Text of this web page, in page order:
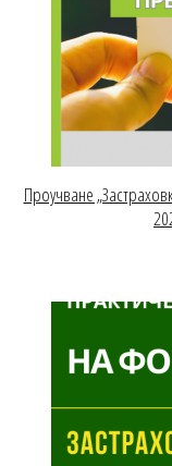
Проучване